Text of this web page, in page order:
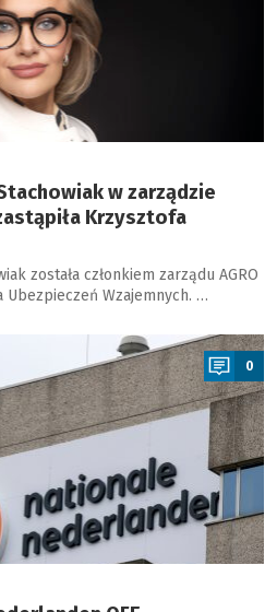
w zarządzie
Krzysztofa
została członkiem zarządu AGRO
Ubezpieczeń Wzajemnych. …
0